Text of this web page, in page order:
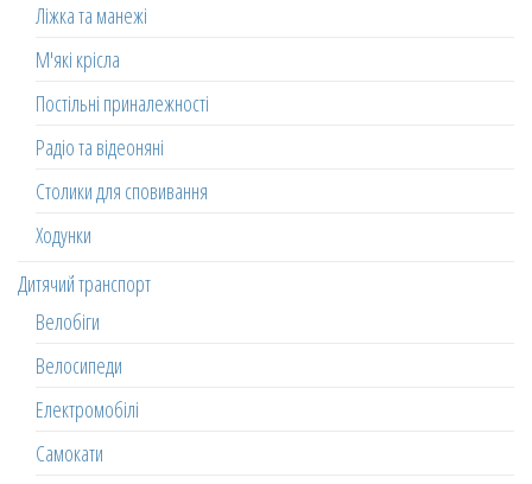
Ліжка та манежі
М'які крісла
Постільні приналежності
Радіо та відеоняні
Столики для сповивання
Ходунки
Дитячий транспорт
Велобіги
Велосипеди
Електромобілі
Самокати